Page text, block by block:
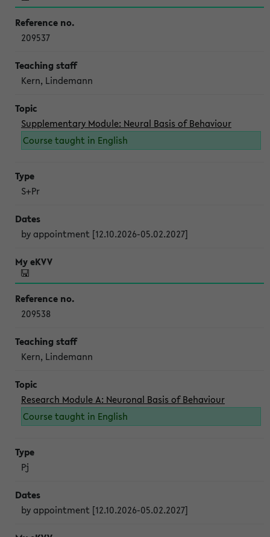
209537
Kern, Lindemann
Supplementary Module: Neural Basis of Behaviour
Course taught in English
S+Pr
by appointment [12.10.2026-05.02.2027]
209538
Kern, Lindemann
Research Module A: Neuronal Basis of Behaviour
Course taught in English
Pj
by appointment [12.10.2026-05.02.2027]